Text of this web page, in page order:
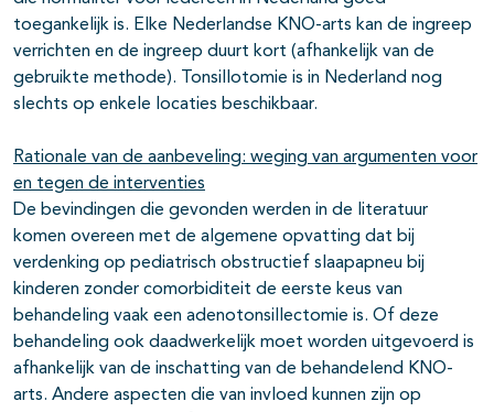
toegankelijk is. Elke Nederlandse KNO-arts kan de ingreep
verrichten en de ingreep duurt kort (afhankelijk van de
gebruikte methode). Tonsillotomie is in Nederland nog
slechts op enkele locaties beschikbaar.
Rationale van de aanbeveling: weging van argumenten voor
en tegen de interventies
De bevindingen die gevonden werden in de literatuur
komen overeen met de algemene opvatting dat bij
verdenking op pediatrisch obstructief slaapapneu bij
kinderen zonder comorbiditeit de eerste keus van
behandeling vaak een adenotonsillectomie is. Of deze
behandeling ook daadwerkelijk moet worden uitgevoerd is
afhankelijk van de inschatting van de behandelend KNO-
arts. Andere aspecten die van invloed kunnen zijn op